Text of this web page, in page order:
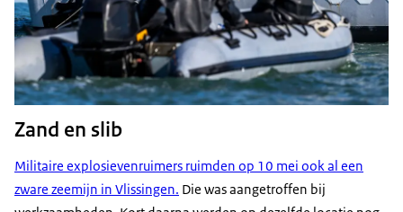
Zand en slib
Militaire explosievenruimers ruimden op 10 mei ook al een
zware zeemijn in Vlissingen. Die was aangetroffen bij